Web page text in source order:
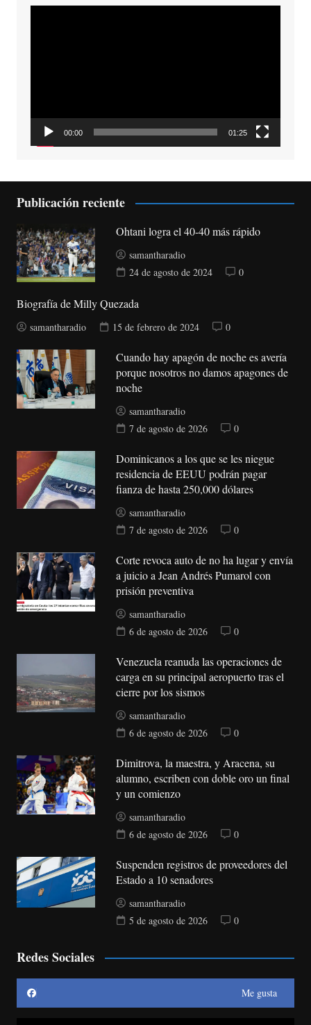
00:00 01:25
Publicación reciente
Ohtani logra el 40-40 más rápido
samantharadio
24 de agosto de 2024
0
Biografía de Milly Quezada
samantharadio 15 de febrero de 2024 0
Cuando hay apagón de noche es avería
porque nosotros no damos apagones de
noche
samantharadio
7 de agosto de 2026
0
Dominicanos a los que se les niegue
residencia de EEUU podrán pagar
fianza de hasta 250,000 dólares
samantharadio
7 de agosto de 2026
0
Corte revoca auto de no ha lugar y envía
a juicio a Jean Andrés Pumarol con
prisión preventiva
samantharadio
6 de agosto de 2026
0
Venezuela reanuda las operaciones de
carga en su principal aeropuerto tras el
cierre por los sismos
samantharadio
6 de agosto de 2026
0
Dimitrova, la maestra, y Aracena, su
alumno, escriben con doble oro un final
y un comienzo
samantharadio
6 de agosto de 2026
0
Suspenden registros de proveedores del
Estado a 10 senadores
samantharadio
5 de agosto de 2026
0
Redes Sociales
Me gusta